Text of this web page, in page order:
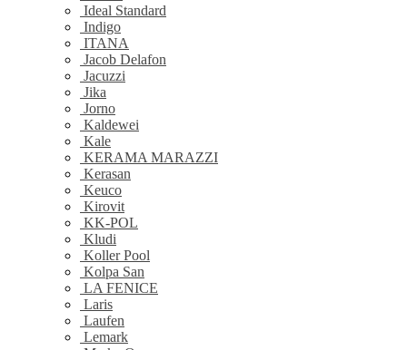
Ideal Standard
Indigo
ITANA
Jacob Delafon
Jacuzzi
Jika
Jorno
Kaldewei
Kale
KERAMA MARAZZI
Kerasan
Keuco
Kirovit
KK-POL
Kludi
Koller Pool
Kolpa San
LA FENICE
Laris
Laufen
Lemark